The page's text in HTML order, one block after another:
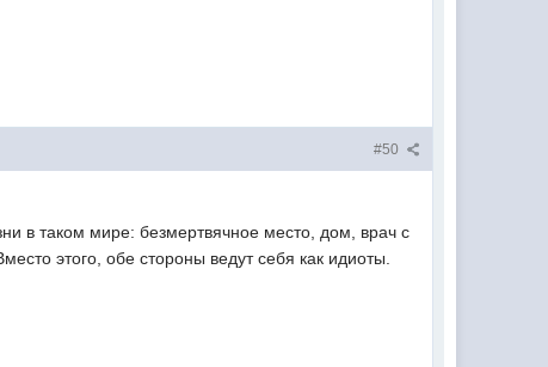
#50
в таком мире: безмертвячное место, дом, врач с
этого, обе стороны ведут себя как идиоты.